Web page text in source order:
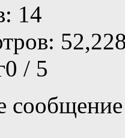
14
/ 5